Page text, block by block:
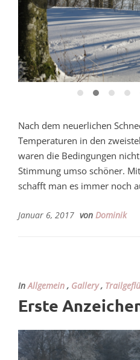
Nach dem neuerlichen
Temperaturen in den
waren die Bedingungen
Stimmung umso schöner.
schafft man es immer noch
Januar 6, 2017 von Dominik
In Allgemein , Gallery,
Erste